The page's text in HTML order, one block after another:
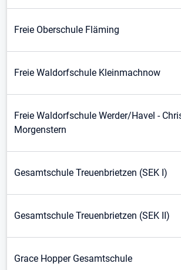
Freie Oberschule Fläming
Freie Waldorfschule Kleinmachnow
Freie Waldorfschule Werder/Havel -
Morgenstern
Gesamtschule Treuenbrietzen (SEK I)
Gesamtschule Treuenbrietzen (SEK II)
Grace Hopper Gesamtschule